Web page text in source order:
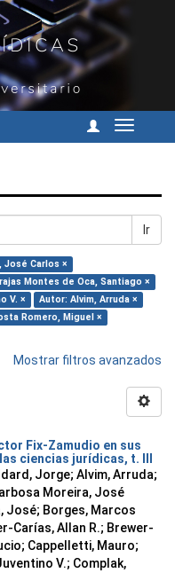
Cambiar
Ir
José Carlos ×
Montes de Oca, Santiago ×
V. ×
Autor: Alvim, Arruda ×
Romero, Miguel ×
Mostrar filtros avanzados
Fix-Zamudio en sus
ciencias jurídicas, t. III
Jorge; Alvim, Arruda;
Moreira, José
José; Borges, Marcos
Carías, Allan R.; Brewer-
Cappelletti, Mauro;
V.; Complak,